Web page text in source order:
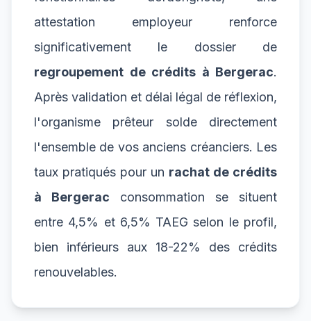
attestation employeur renforce
significativement le dossier de
regroupement de crédits à Bergerac.
Après validation et délai légal de réflexion,
l'organisme prêteur solde directement
l'ensemble de vos anciens créanciers. Les
taux pratiqués pour un rachat de crédits
à Bergerac consommation se situent
entre 4,5% et 6,5% TAEG selon le profil,
bien inférieurs aux 18-22% des crédits
renouvelables.